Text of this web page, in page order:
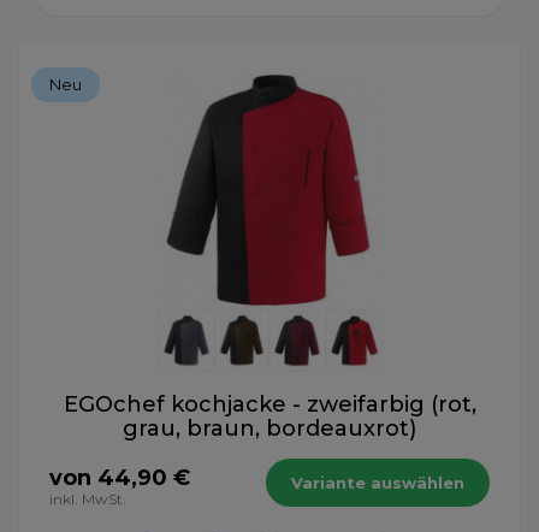
Neu
EGOchef kochjacke - zweifarbig (rot,
grau, braun, bordeauxrot)
von 44,90 €
inkl. MwSt.
Variante auswählen